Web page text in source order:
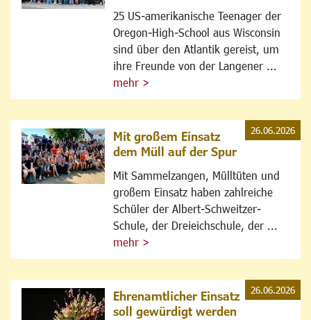
25 US-amerikanische Teenager der
Oregon-High-School aus Wisconsin
sind über den Atlantik gereist, um
ihre Freunde von der Langener ...
mehr >
Mit großem Einsatz
dem Müll auf der Spur
Mit Sammelzangen, Mülltüten und
großem Einsatz haben zahlreiche
Schüler der Albert-Schweitzer-
Schule, der Dreieichschule, der ...
mehr >
26.06.2026
Ehrenamtlicher Einsatz
soll gewürdigt werden
26.06.2026